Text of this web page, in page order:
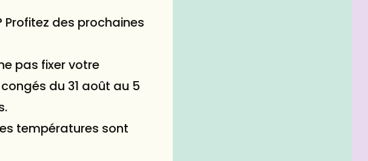
des prochaines
pas fixer votre
du 31 août au 5
températures sont